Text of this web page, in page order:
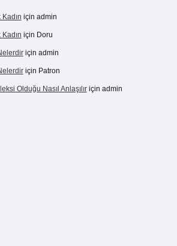
için admin
için Doru
için admin
için Patron
Olduğu Nasıl Anlaşılıriçin admin